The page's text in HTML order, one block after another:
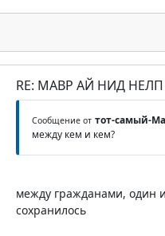
RE: МАВР АЙ НИД НЕЛП
Сообщение от тот-самый-
между кем и кем?
между гражданами, один
сохранилось